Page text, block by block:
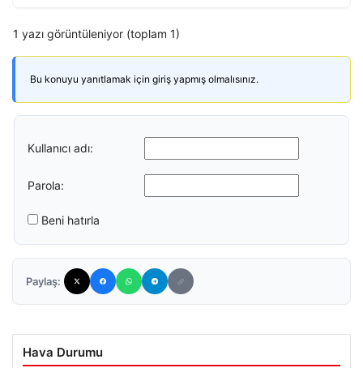
1 yazı görüntüleniyor (toplam 1)
Bu konuyu yanıtlamak için giriş yapmış olmalısınız.
Kullanıcı adı:
Parola:
Beni hatırla
Paylaş:
Hava Durumu